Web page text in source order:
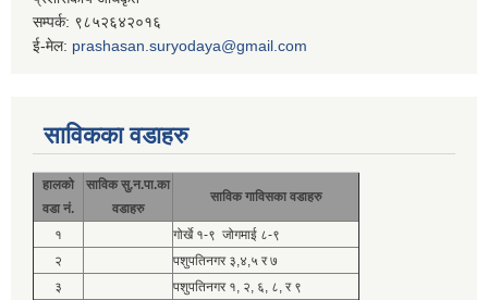
सम्पर्क: ९८५२६४२०१६
ई-मेल: prashasan.suryodaya@gmail.com
साविकका वडाहरु
हालको
वडा नं.
साविक सु.न.पा.का
वडाहरु
साविक गाविसका वडाहरु
१
गोर्खे १-९ जोगमाई ८-९
२
पशुपतिनगर ३,४,५ र ७
३
पशुपतिनगर १, २, ६, ८, र ९